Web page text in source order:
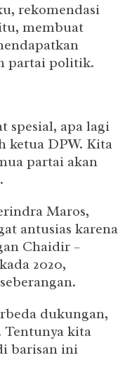
rekomendasi
membuat
partai politik.
spesial, apa lagi
ketua DPW. Kita
partai akan
Maros,
antusias karena
Chaidir –
2020,
dukungan,
Tentunya kita
barisan ini